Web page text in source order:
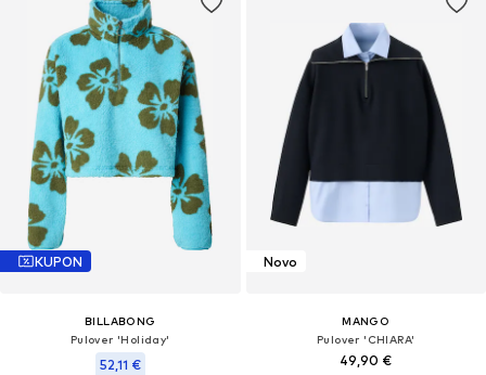
KUPON
BILLABONG
Pulover 'Holiday'
52,11 €
Novo
MANGO
Pulover 'CHIARA'
49,90 €